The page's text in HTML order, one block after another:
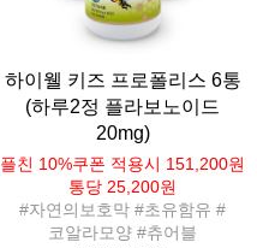
하이웰 키즈 프로폴리스 6통
(하루2정 플라보노이드
20mg)
플친 10%쿠폰 적용시 151,200원
통당 25,200원
#자연의보호막 #초유함유 #
코알라모양 #츄어블